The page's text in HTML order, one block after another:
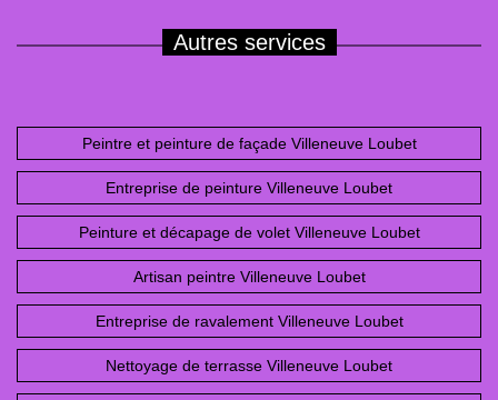
Autres services
Peintre et peinture de façade Villeneuve Loubet
Entreprise de peinture Villeneuve Loubet
Peinture et décapage de volet Villeneuve Loubet
Artisan peintre Villeneuve Loubet
Entreprise de ravalement Villeneuve Loubet
Nettoyage de terrasse Villeneuve Loubet